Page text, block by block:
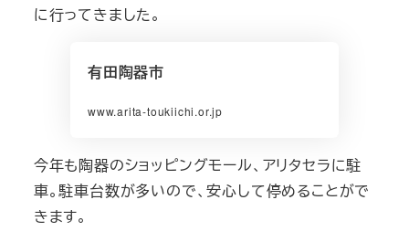
に行ってきました。
有田陶器市
www.arita-toukiichi.or.jp
今年も陶器のショッピングモール、アリタセラに駐
車。駐車台数が多いので、安心して停めることがで
きます。